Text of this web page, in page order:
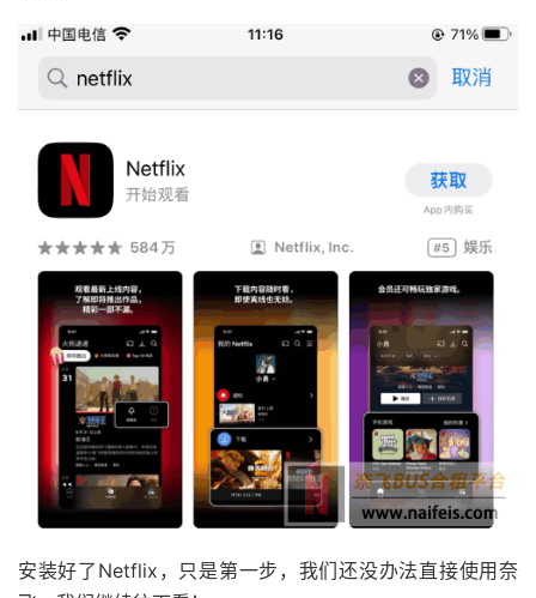
安装好了Netflix，只是第一步，我们还没办法直接使用奈